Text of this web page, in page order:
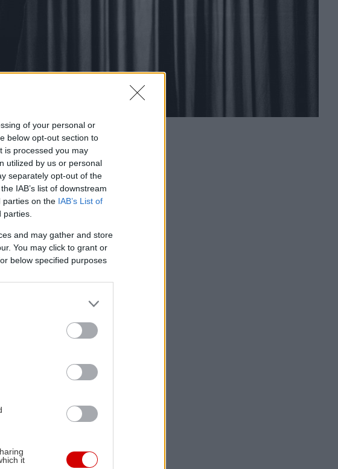
of your personal or
below opt-out section to
is processed you may
utilized by us or personal
separately opt-out of the
IAB’s list of downstream
parties on the IAB’s List of
and may gather and store
You may click to grant or
below specified purposes
it